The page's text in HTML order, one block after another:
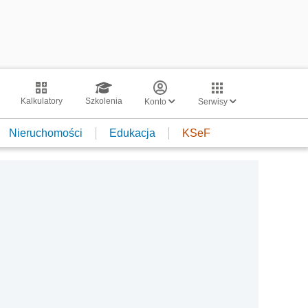
Kalkulatory Szkolenia Konto Serwisy
Nieruchomości Edukacja KSeF